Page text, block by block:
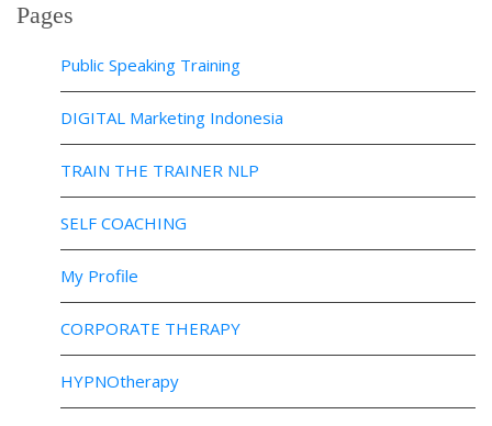
Pages
Public Speaking Training
DIGITAL Marketing Indonesia
TRAIN THE TRAINER NLP
SELF COACHING
My Profile
CORPORATE THERAPY
HYPNOtherapy